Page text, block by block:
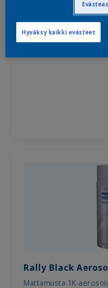
Autocryl® Plus
2K-pintamaali henkilö-
Rally Black
Mattamusta 1K-
Hyväksy kaikki evästeet